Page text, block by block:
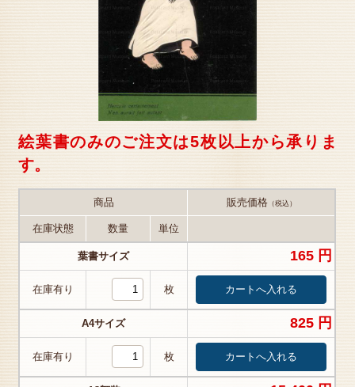
絵葉書のみのご注文は5枚以上から承りま
す。
商品 販売価格（税込）
在庫状態 数量 単位
葉書サイズ 165 円
在庫有り 枚
A4サイズ 825 円
在庫有り 枚